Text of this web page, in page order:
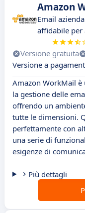
Amazon
Email
affidabile per
Versione gratuita
Versione a
Amazon WorkMail è
la gestione delle
offrendo un
tutte le dimensioni.
perfettamente con
una serie di
esigenze di
Più dettagli